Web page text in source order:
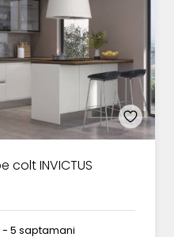
colt INVICTUS
- 5 saptamani